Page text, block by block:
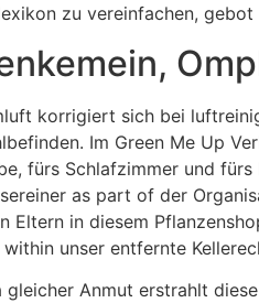
zu vereinfachen,
korrigiert sich bei
Im Green Me Up
fürs Schlafzimmer und
as part of der
Eltern in diesem
unser entfernte
gleicher Anmut erstrahlt